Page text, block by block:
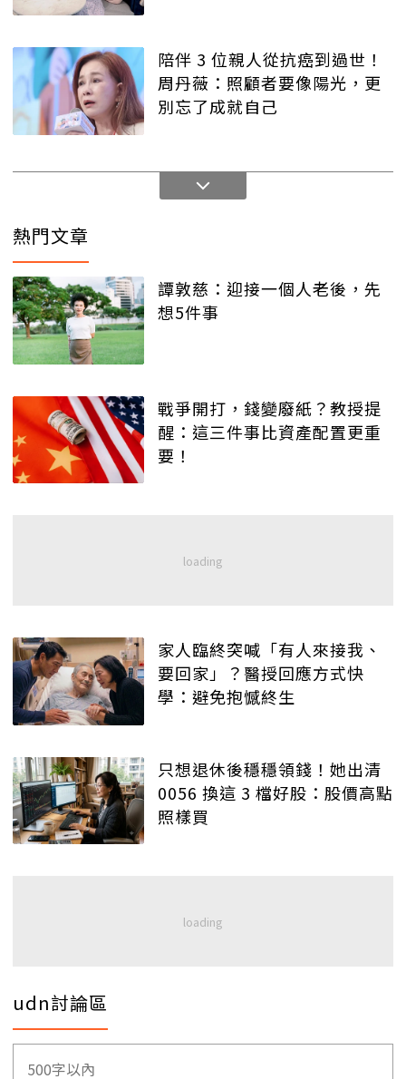
陪伴 3 位親人從抗癌到過世！
周丹薇：照顧者要像陽光，更
別忘了成就自己
熱門文章
譚敦慈：迎接一個人老後，先
想5件事
戰爭開打，錢變廢紙？教授提
醒：這三件事比資產配置更重
要！
家人臨終突喊「有人來接我、
要回家」？醫授回應方式快
學：避免抱憾終生
只想退休後穩穩領錢！她出清
0056 換這 3 檔好股：股價高點
照樣買
udn討論區